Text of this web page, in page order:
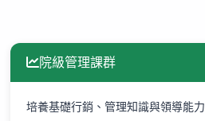
院級管理課群
培養基礎行銷、管理知識與領導能力